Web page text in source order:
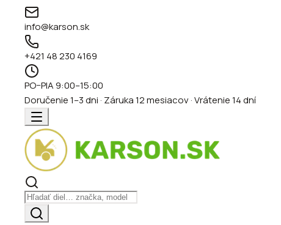
info@karson.sk
+421 48 230 4169
PO–PIA 9:00–15:00
Doručenie 1–3 dni · Záruka 12 mesiacov · Vrátenie 14 dní